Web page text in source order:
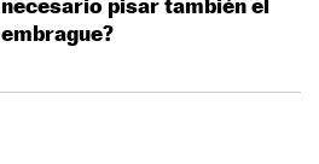
necesario pisar también el
embrague?